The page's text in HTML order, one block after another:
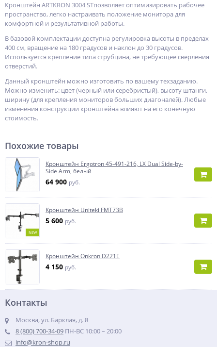
Кронштейн ARTKRON 3004 STпозволяет оптимизировать рабочее
пространство, легко настраивать положение монитора для
комфортной и результативной работы.
В базовой комплектации доступна регулировка высоты в пределах
400 см, вращение на 180 градусов и наклон до 30 градусов.
Используется крепление типа струбцина, не требующее сверления
отверстий.
Данный кронштейн можно изготовить по вашему техзаданию.
Можно изменить: цвет (черный или серебристый), высоту штанги,
ширину (для крепления мониторов больших диагоналей). Любые
изменения конструкции кронштейна влияют на его конечную
стоимость.
Похожие товары
Кронштейн Ergotron 45-491-216, LX Dual Side-by-
Side Arm, белый
64 900 руб.
NEW
Кронштейн Uniteki FMT73B
5 600 руб.
Кронштейн Onkron D221E
4 150 руб.
Контакты
Москва, ул. Барклая, д. 8
8 (800) 700-34-09 ПН-ВС 10:00 – 20:00
info@kron-shop.ru